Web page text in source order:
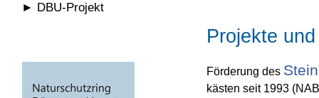
Projekte
Förderung des
kästen seit 1993
► DBU-Projekt